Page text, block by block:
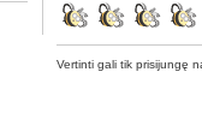
Vertinti gali tik prisijungę